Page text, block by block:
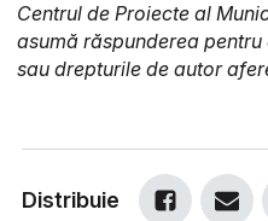
Centrul de Proiecte al
asumă răspunderea
sau drepturile de autor
Distribuie